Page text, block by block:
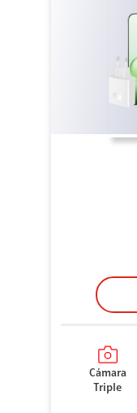
Cámara
Triple